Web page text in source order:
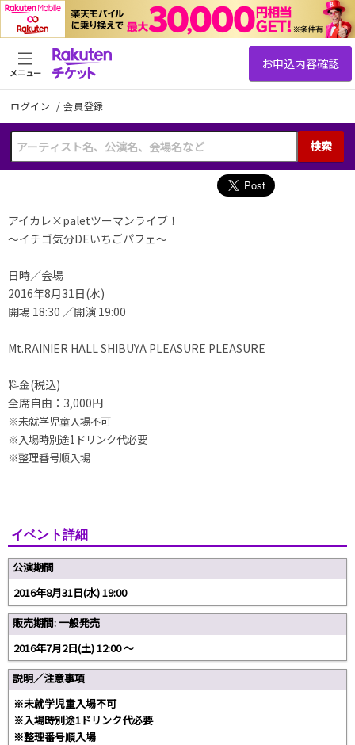
ログイン /会員登録
検索
メニュー
アイカレ×paletツーマンライブ！
～イチゴ気分DEいちごパフェ～
日時／会場
2016年8月31日(水)
開場 18:30 ／開演 19:00
Mt.RAINIER HALL SHIBUYA PLEASURE PLEASURE
料金(税込)
全席自由：3,000円
※未就学児童入場不可
※入場時別途1ドリンク代必要
※整理番号順入場
イベント詳細
公演期間
2016年8月31日(水) 19:00
販売期間: 一般発売
2016年7月2日(土) 12:00 ～
説明／注意事項
※未就学児童入場不可
※入場時別途1ドリンク代必要
※整理番号順入場